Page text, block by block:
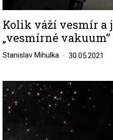
Kolik váží vesmír a
„vesmírné vakuum“
Stanislav Mihulka 30.05.2021
Image